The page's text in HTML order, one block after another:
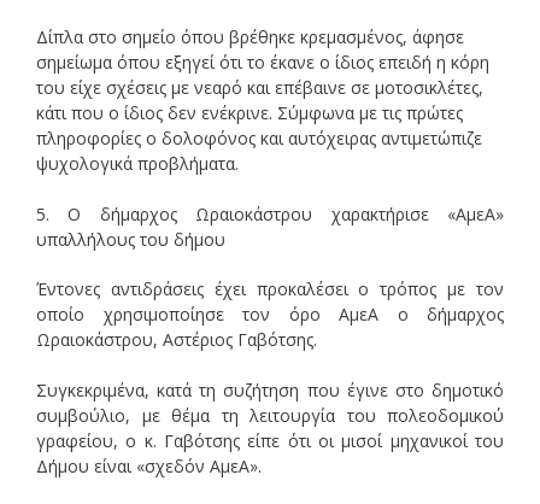
Δίπλα στο σημείο όπου βρέθηκε κρεμασμένος, άφησε
σημείωμα όπου εξηγεί ότι το έκανε ο ίδιος επειδή η κόρη
του είχε σχέσεις με νεαρό και επέβαινε σε μοτοσικλέτες,
κάτι που ο ίδιος δεν ενέκρινε. Σύμφωνα με τις πρώτες
πληροφορίες ο δολοφόνος και αυτόχειρας αντιμετώπιζε
ψυχολογικά προβλήματα.
5. Ο δήμαρχος Ωραιοκάστρου χαρακτήρισε «ΑμεΑ»
υπαλλήλους του δήμου
Έντονες αντιδράσεις έχει προκαλέσει ο τρόπος με τον
οποίο χρησιμοποίησε τον όρο ΑμεΑ ο δήμαρχος
Ωραιοκάστρου, Αστέριος Γαβότσης.
Συγκεκριμένα, κατά τη συζήτηση που έγινε στο δημοτικό
συμβούλιο, με θέμα τη λειτουργία του πολεοδομικού
γραφείου, ο κ. Γαβότσης είπε ότι οι μισοί μηχανικοί του
Δήμου είναι «σχεδόν ΑμεΑ».